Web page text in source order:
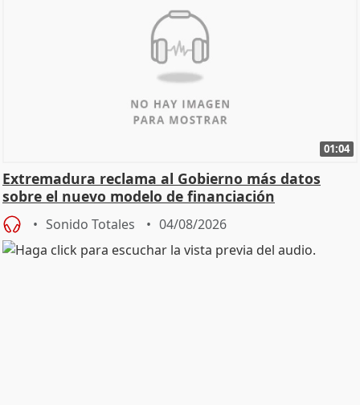
01:04
Extremadura reclama al Gobierno más datos
sobre el nuevo modelo de financiación
Sonido Totales 04/08/2026